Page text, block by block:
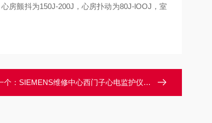
房颤抖为150J-200J，心房扑动为80J-lOOJ，室
个： SIEMENS维修中心西门子心电监护仪SP02无血氧波行数值维修